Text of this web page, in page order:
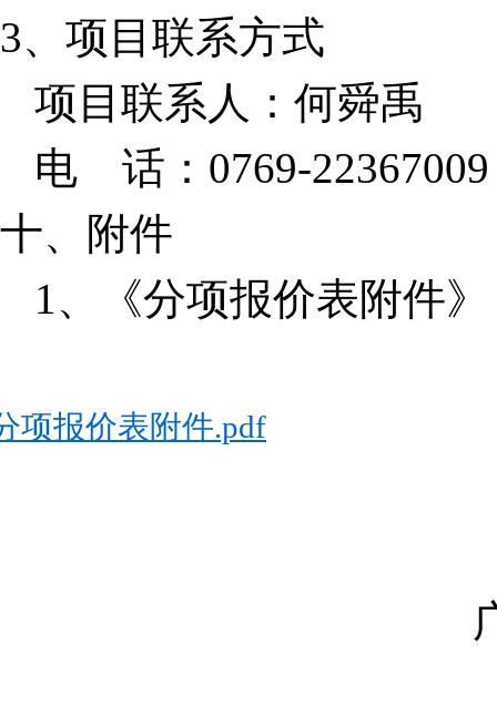
3、 项目联系方式
项目联系人： 何舜禹
电
话： 0769-22367009
十、
附件
1、
《分项报价表附件》
项报价表附件.pdf